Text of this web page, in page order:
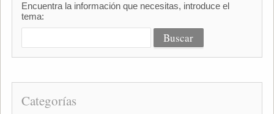
Encuentra la información que necesitas, introduce el
tema:
Categorías